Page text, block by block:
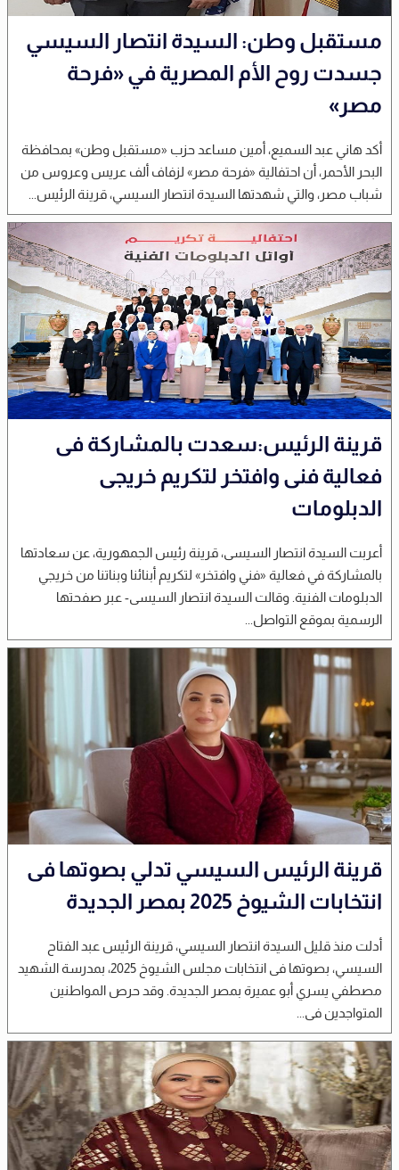
مستقبل وطن: السيدة انتصار السيسي
جسدت روح الأم المصرية في «فرحة
مصر»
أكد هاني عبد السميع، أمين مساعد حزب «مستقبل وطن» بمحافظة
البحر الأحمر، أن احتفالية «فرحة مصر» لزفاف ألف عريس وعروس من
شباب مصر، والتي شهدتها السيدة انتصار السيسي، قرينة الرئيس...
قرينة الرئيس:سعدت بالمشاركة فى
فعالية فنى وافتخر لتكريم خريجى
الدبلومات
أعربت السيدة انتصار السيسى، قرينة رئيس الجمهورية، عن سعادتها
بالمشاركة في فعالية «فني وافتخر» لتكريم أبنائنا وبناتنا من خريجي
الدبلومات الفنية. وقالت السيدة انتصار السيسى- عبر صفحتها
الرسمية بموقع التواصل...
قرينة الرئيس السيسي تدلي بصوتها فى
انتخابات الشيوخ 2025 بمصر الجديدة
أدلت منذ قليل السيدة انتصار السيسي، قرينة الرئيس عبد الفتاح
السيسي، بصوتها فى انتخابات مجلس الشيوخ 2025، بمدرسة الشهيد
مصطفي يسري أبو عميرة بمصر الجديدة. وقد حرص المواطنين
المتواجدين فى...